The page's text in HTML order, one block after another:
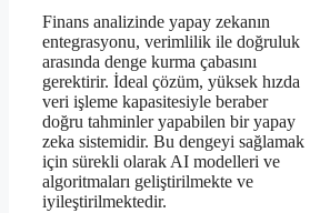
Finans analizinde yapay zekanın
entegrasyonu, verimlilik ile doğruluk
arasında denge kurma çabasını
gerektirir. İdeal çözüm, yüksek hızda
veri işleme kapasitesiyle beraber
doğru tahminler yapabilen bir yapay
zeka sistemidir. Bu dengeyi sağlamak
için sürekli olarak AI modelleri ve
algoritmaları geliştirilmekte ve
iyileştirilmektedir.